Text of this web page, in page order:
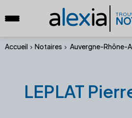
alexia
Accueil Notaires Auvergne-Rhône-
LEPLAT